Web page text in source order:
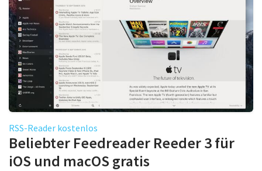
Mac
iPad
Tests
Tipps
Magazine
Über uns
Podcast
RSS-Reader kostenlos
Beliebter Feedreader Reeder 3 für
iOS und macOS gratis